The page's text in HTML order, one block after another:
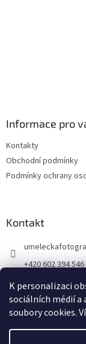
K personalizaci
sociálních médií a
soubory cookies.
Informace pro
Kontakty
Obchodní podmínky
Podmínky ochrany
Kontakt
+420 602 394 546
Facebook